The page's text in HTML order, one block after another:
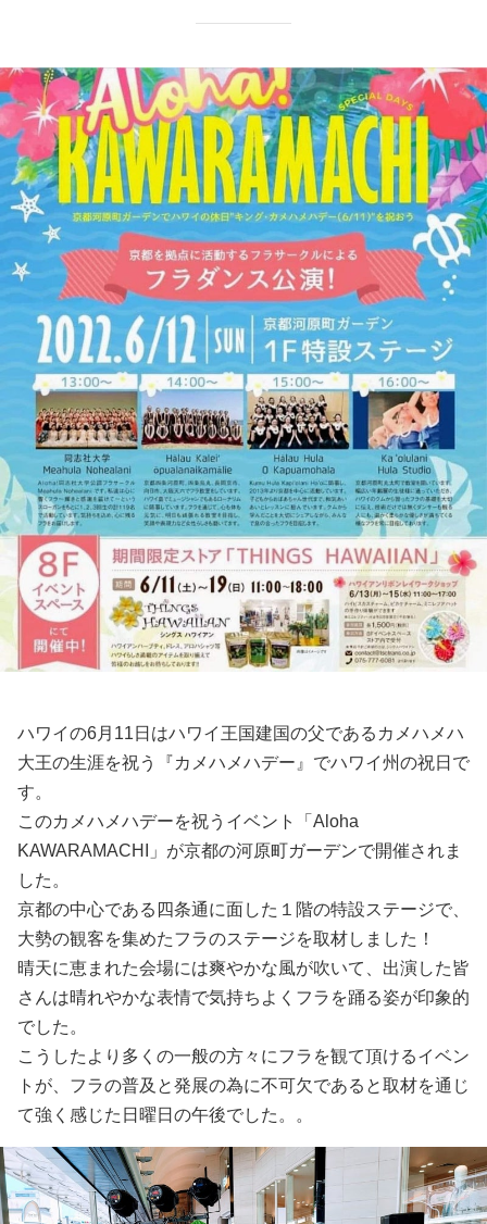
ハワイの6月11日はハワイ王国建国の父であるカメハメハ
大王の生涯を祝う『カメハメハデー』でハワイ州の祝日で
す。
このカメハメハデーを祝うイベント「Aloha
KAWARAMACHI」が京都の河原町ガーデンで開催されま
した。
京都の中心である四条通に面した１階の特設ステージで、
大勢の観客を集めたフラのステージを取材しました！
晴天に恵まれた会場には爽やかな風が吹いて、出演した皆
さんは晴れやかな表情で気持ちよくフラを踊る姿が印象的
でした。
こうしたより多くの一般の方々にフラを観て頂けるイベン
トが、フラの普及と発展の為に不可欠であると取材を通じ
て強く感じた日曜日の午後でした。。